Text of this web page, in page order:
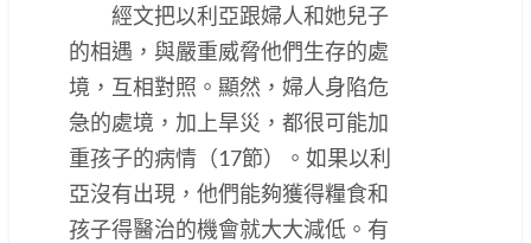
經文把以利亞跟婦人和她兒子
的相遇，與嚴重威脅他們生存的處
境，互相對照。顯然，婦人身陷危
急的處境，加上旱災，都很可能加
重孩子的病情（17節）。如果以利
亞沒有出現，他們能夠獲得糧食和
孩子得醫治的機會就大大減低。有